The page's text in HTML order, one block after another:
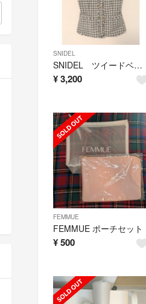
SNIDEL
SNIDEL ツイードベスト
¥3,200
FEMMUE
FEMMUE ポーチセット
¥500